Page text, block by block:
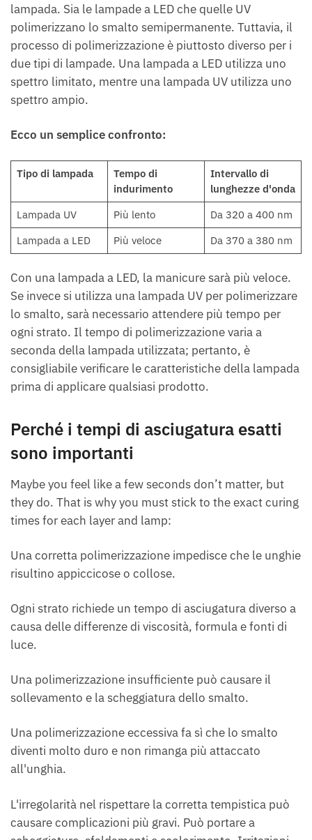
lampada. Sia le lampade a LED che quelle UV
polimerizzano lo smalto semipermanente. Tuttavia, il
processo di polimerizzazione è piuttosto diverso per i
due tipi di lampade. Una lampada a LED utilizza uno
spettro limitato, mentre una lampada UV utilizza uno
spettro ampio.
Ecco un semplice confronto:
Tipo di lampada
Tempo di
indurimento
Intervallo di
lunghezze d'onda
Lampada UV
Più lento
Da 320 a 400 nm
Lampada a LED
Più veloce Da 370 a 380 nm
Con una lampada a LED, la manicure sarà più veloce.
Se invece si utilizza una lampada UV per polimerizzare
lo smalto, sarà necessario attendere più tempo per
ogni strato. Il tempo di polimerizzazione varia a
seconda della lampada utilizzata; pertanto, è
consigliabile verificare le caratteristiche della lampada
prima di applicare qualsiasi prodotto.
Perché i tempi di asciugatura esatti
sono importanti
Maybe you feel like a few seconds don’t matter, but
they do. That is why you must stick to the exact curing
times for each layer and lamp:
Una corretta polimerizzazione impedisce che le unghie
risultino appiccicose o collose.
Ogni strato richiede un tempo di asciugatura diverso a
causa delle differenze di viscosità, formula e fonti di
luce.
Una polimerizzazione insufficiente può causare il
sollevamento e la scheggiatura dello smalto.
Una polimerizzazione eccessiva fa sì che lo smalto
diventi molto duro e non rimanga più attaccato
all'unghia.
L'irregolarità nel rispettare la corretta tempistica può
causare complicazioni più gravi. Può portare a